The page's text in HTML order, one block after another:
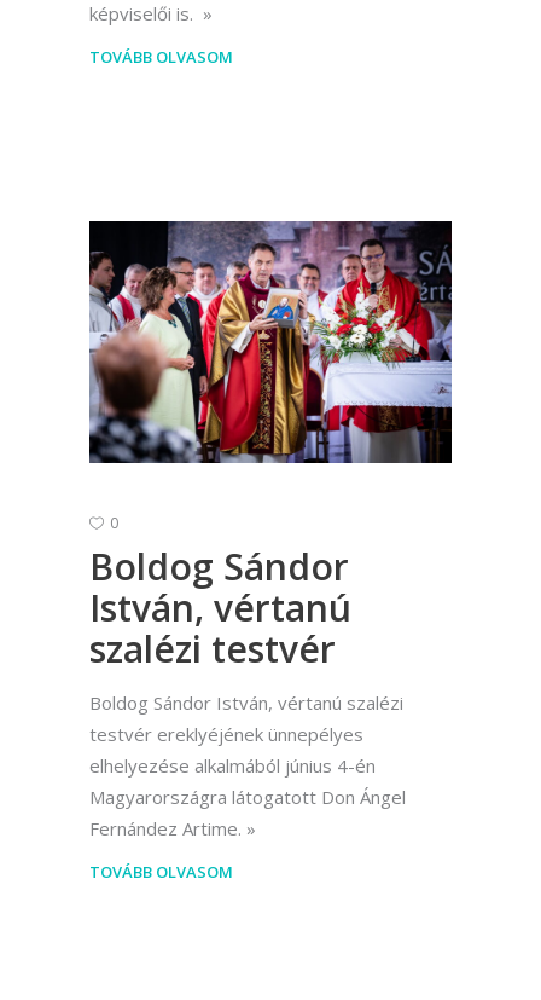
képviselői is.
TOVÁBB OLVASOM
0
Boldog Sándor
István, vértanú
szalézi testvér
Boldog Sándor István, vértanú szalézi
testvér ereklyéjének ünnepélyes
elhelyezése alkalmából június 4-én
Magyarországra látogatott Don Ángel
Fernández Artime.
TOVÁBB OLVASOM